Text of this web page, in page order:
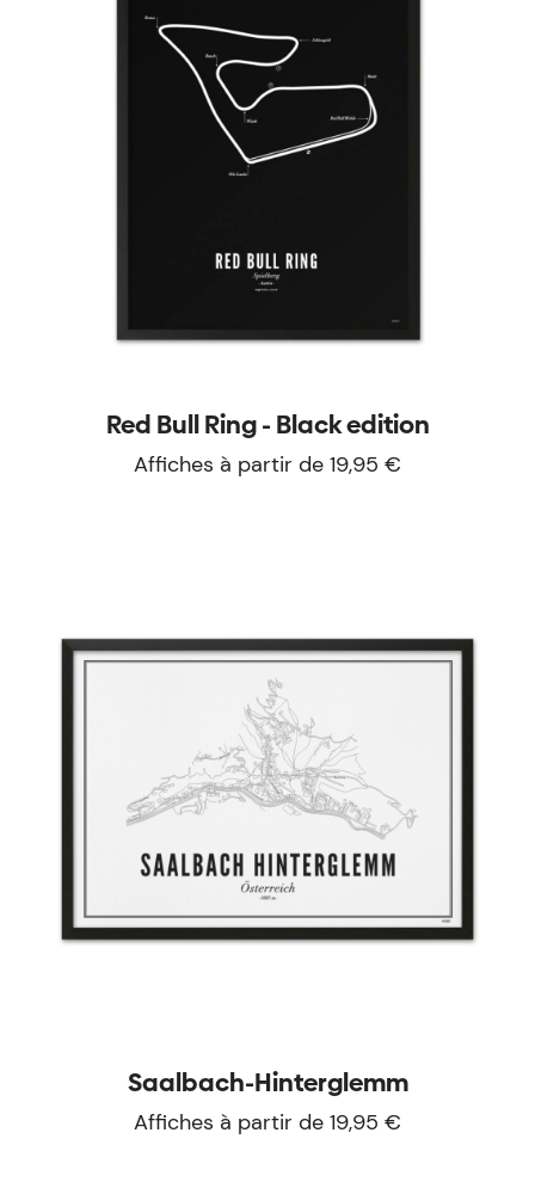
Red Bull Ring - Black edition
Affiches à partir de 19,95 €
Saalbach-Hinterglemm
Affiches à partir de 19,95 €